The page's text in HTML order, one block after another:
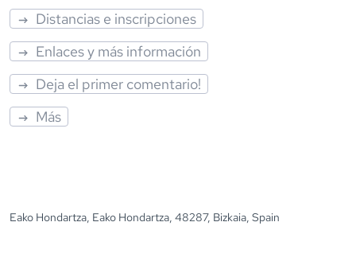
Distancias e inscripciones
Enlaces y más información
Deja el primer comentario!
Más
Eako Hondartza, Eako Hondartza, 48287, Bizkaia, Spain